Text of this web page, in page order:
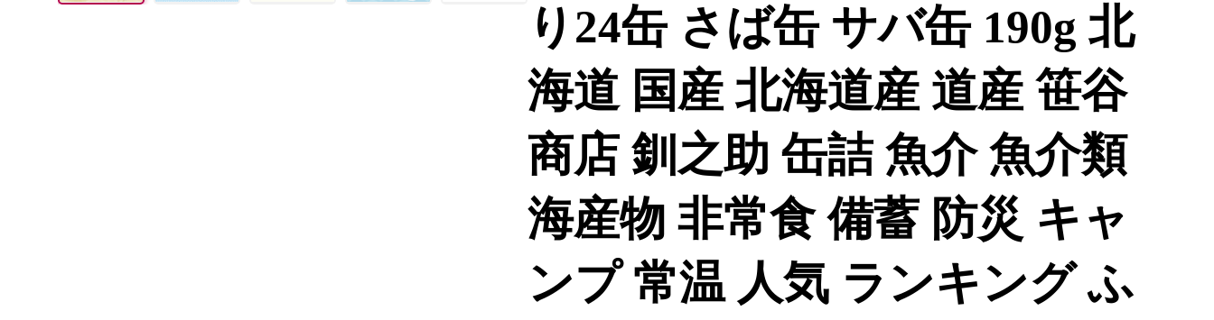
り24缶 さば缶 サバ缶 190g 北
海道 国産 北海道産 道産 笹谷
商店 釧之助 缶詰 魚介 魚介類
海産物 非常食 備蓄 防災 キャ
ンプ 常温 人気 ランキング ふ